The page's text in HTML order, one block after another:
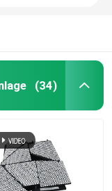
(34)